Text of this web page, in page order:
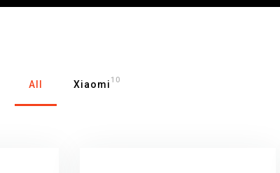
All Xiaomi 10